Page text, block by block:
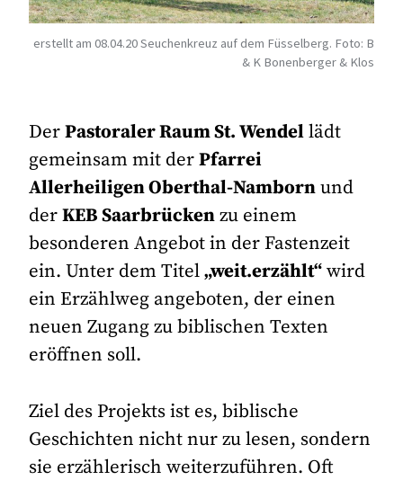
erstellt am 08.04.20 Seuchenkreuz auf dem Füsselberg. Foto: B
& K Bonenberger & Klos
DerPastoraler Raum St. Wendellädt
gemeinsam mit derPfarrei
Allerheiligen Oberthal-Nambornund
derKEB Saarbrückenzu einem
besonderen Angebot in der Fastenzeit
ein. Unter dem Titel„weit.erzählt“wird
ein Erzählweg angeboten, der einen
neuen Zugang zu biblischen Texten
eröffnen soll.
Ziel des Projekts ist es, biblische
Geschichten nicht nur zu lesen, sondern
sie erzählerisch weiterzuführen. Oft